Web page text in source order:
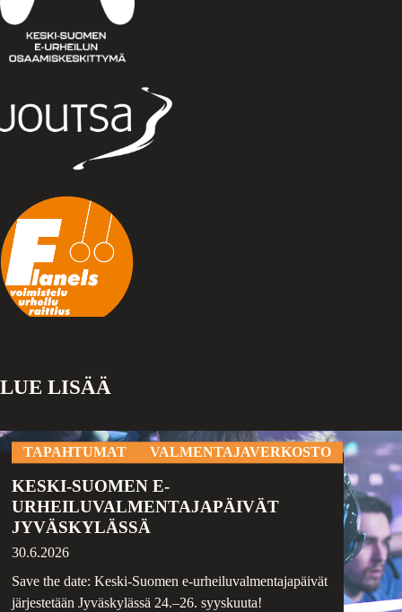
LUE LISÄÄ
TAPAHTUMAT VALMENTAJAVERKOSTO
KESKI-SUOMEN E-
URHEILUVALMENTAJAPÄIVÄT
JYVÄSKYLÄSSÄ
30.6.2026
Save the date: Keski-Suomen e-urheiluvalmentajapäivät
järjestetään Jyväskylässä 24.–26. syyskuuta!